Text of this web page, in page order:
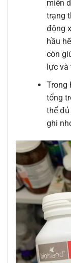
miễn
trạng
động
hầu
còn
lực
Trong
tổng
thể đủ
ghi